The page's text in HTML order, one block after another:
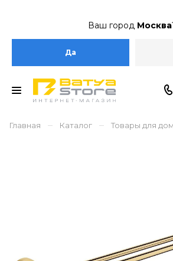
Ваш город Москва
Да
Главная – Каталог – Товары для